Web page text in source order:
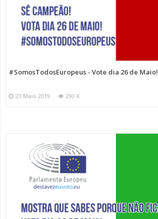
#SomosTodosEuropeus - Vote dia 26 de Maio!
23 Maio 2019 290 K